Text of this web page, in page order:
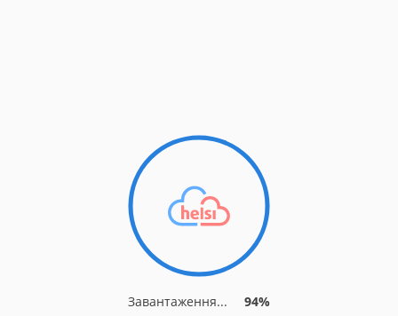
Завантаження... 94%